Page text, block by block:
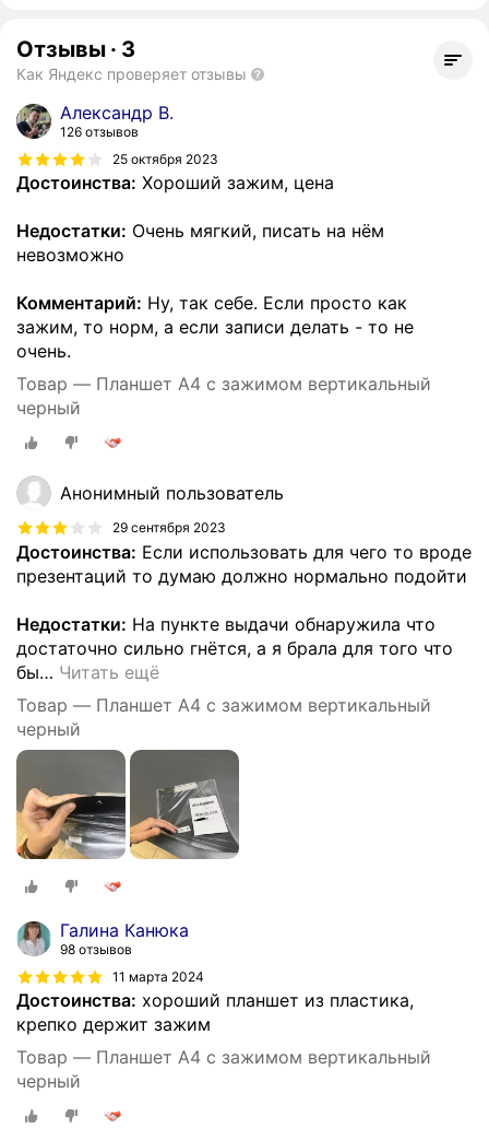
Отзывы · 3
Как Яндекс проверяет отзывы
Александр В.
126 отзывов
25 октября 2023
Достоинства: Хороший зажим, цена
Недостатки: Очень мягкий, писать на нëм
невозможно
Комментарий: Ну, так себе. Если просто как
зажим, то норм, а если записи делать - то не
очень.
Товар — Планшет А4 с зажимом вертикальный
черный
Анонимный пользователь
29 сентября 2023
Достоинства: Если использовать для чего то вроде
презентаций то думаю должно нормально подойти
Недостатки: На пункте выдачи обнаружила что
достаточно сильно гнётся, а я брала для того что
бы… Читать ещё
Товар — Планшет А4 с зажимом вертикальный
черный
Галина Канюка
98 отзывов
11 марта 2024
Достоинства: хороший планшет из пластика,
крепко держит зажим
Товар — Планшет А4 с зажимом вертикальный
черный